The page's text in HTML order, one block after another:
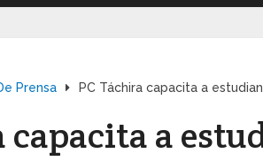
Prensa PC Táchira capacita a
capacita a